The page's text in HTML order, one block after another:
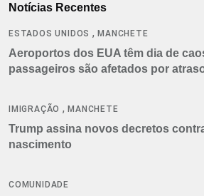
Notícias Recentes
ESTADOS UNIDOS ,MANCHETE
Aeroportos dos EUA têm dia de
passageiros são afetados por
IMIGRAÇÃO ,MANCHETE
Trump assina novos decretos
nascimento
COMUNIDADE